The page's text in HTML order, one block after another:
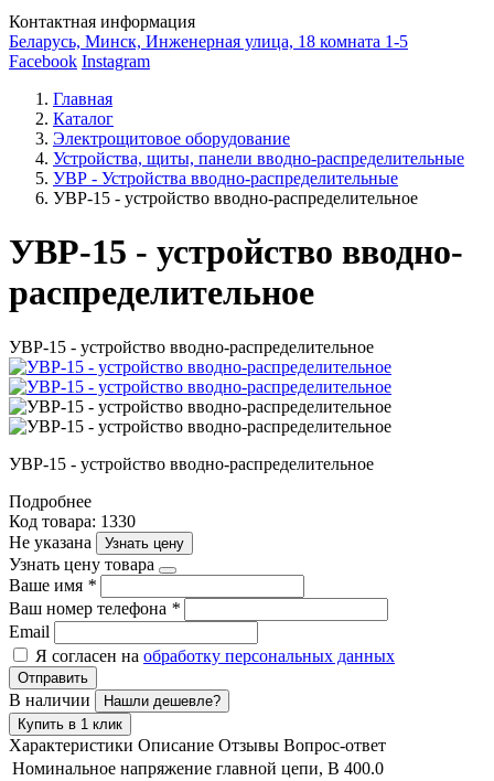
Контактная информация
Беларусь, Минск, Инженерная улица, 18 комната 1-5
Facebook Instagram
Главная
Каталог
Электрощитовое оборудование
Устройства, щиты, панели вводно-распределительные
УВР - Устройства вводно-распределительные
УВР-15 - устройство вводно-распределительное
УВР-15 - устройство вводно-
распределительное
УВР-15 - устройство вводно-распределительное
УВР-15 - устройство вводно-распределительное
Подробнее
Код товара: 1330
Не указана
Узнать цену
Узнать цену товара
Ваше имя *
Ваш номер телефона *
Email
Я согласен на обработку персональных данных
Отправить
В наличии
Нашли дешевле?
Купить в 1 клик
Характеристики Описание Отзывы Вопрос-ответ
Номинальное напряжение главной цепи, В 400.0